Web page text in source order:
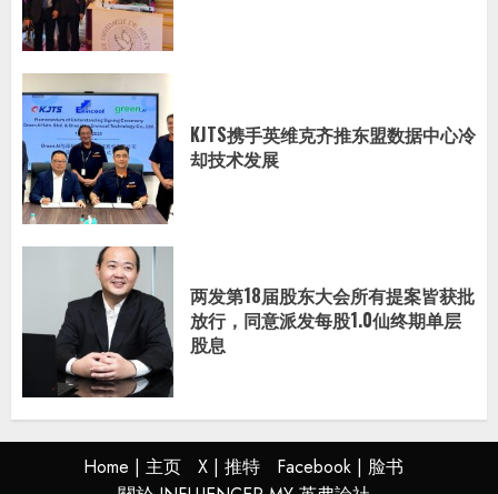
KJTS携手英维克齐推东盟数据中心冷
却技术发展
两发第18届股东大会所有提案皆获批
放行，同意派发每股1.0仙终期单层
股息
Home | 主页 X | 推特
Facebook | 脸书